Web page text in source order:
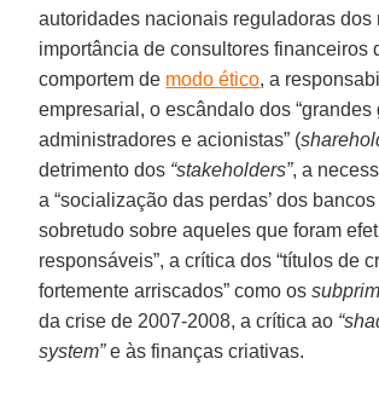
autoridades nacionais reguladoras dos
importância de consultores financeiros
comportem de modo ético, a
empresarial, o escândalo dos “grandes
administradores e acionistas” (
detrimento dos “stakeholders”, a
a “socialização das perdas’ dos bancos
sobretudo sobre aqueles que foram
responsáveis”, a crítica dos “títulos de
fortemente arriscados” como os
da crise de 2007-2008, a crítica ao
system”e às finanças criativas.